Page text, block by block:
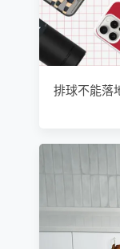
排球不能落